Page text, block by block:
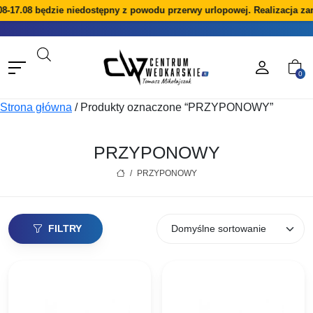
będzie niedostępny z powodu przerwy urlopowej. Realizacja
0
Strona główna /Produkty oznaczone “PRZYPONOWY”
PRZYPONOWY
/ PRZYPONOWY
FILTRY